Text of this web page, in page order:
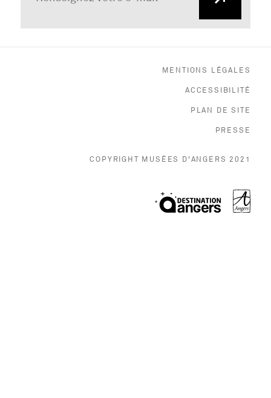
MENTIONS LÉGALES
ACCESSIBILITÉ
PLAN DE SITE
PRESSE
COPYRIGHT MUSÉES D'ANGERS 2021
, Ouvre une
,